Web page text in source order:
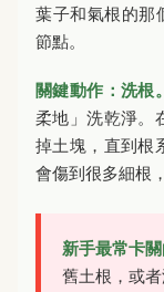
葉子和氣根的那
節點。
關鍵動作：洗根。
柔地」洗乾淨。
掉土塊，直到根
會傷到很多細根
新手最常卡
舊土根，或